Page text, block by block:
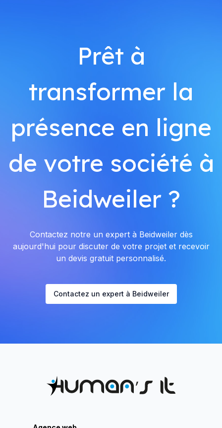
Prêt à
transformer la
présence en ligne
de votre société à
Beidweiler ?
Contactez notre un expert à Beidweiler dès
aujourd'hui pour discuter de votre projet et recevoir
un devis gratuit personnalisé.
Contactez un expert à Beidweiler